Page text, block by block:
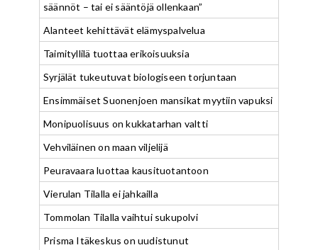
säännöt – tai ei sääntöjä ollenkaan”
Alanteet kehittävät elämyspalvelua
Taimityllilä tuottaa erikoisuuksia
Syrjälät tukeutuvat biologiseen torjuntaan
Ensimmäiset Suonenjoen mansikat myytiin vapuksi
Monipuolisuus on kukkatarhan valtti
Vehviläinen on maan viljelijä
Peuravaara luottaa kausituotantoon
Vierulan Tilalla ei jahkailla
Tommolan Tilalla vaihtui sukupolvi
Prisma Itäkeskus on uudistunut